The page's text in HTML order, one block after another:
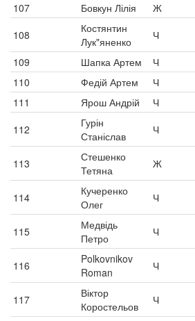
107
Бовкун Лілія Ж
108
Костянтин
Лук"яненко
Ч
109
Шапка Артем Ч
110
Федій Артем Ч
111
Ярош Андрій Ч
112
Гурін
Станіслав
Ч
113
Стешенко
Тетяна
Ж
114
Кучеренко
Олег
Ч
115
Медвідь
Петро
Ч
116
Polkovnikov
Roman
Ч
117
Віктор
Коростельов
Ч